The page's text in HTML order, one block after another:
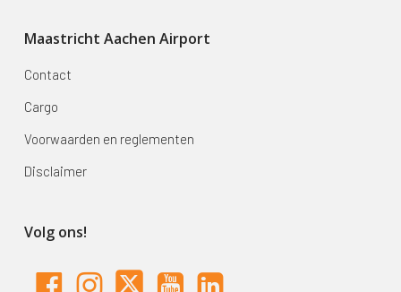
Maastricht Aachen Airport
Contact
Cargo
Voorwaarden en reglementen
Disclaimer
Volg ons!